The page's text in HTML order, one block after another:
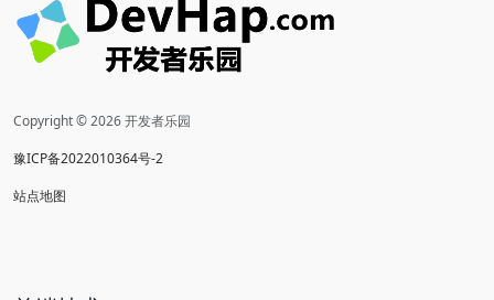
Copyright © 2026 开发者乐园
豫ICP备2022010364号-2
站点地图